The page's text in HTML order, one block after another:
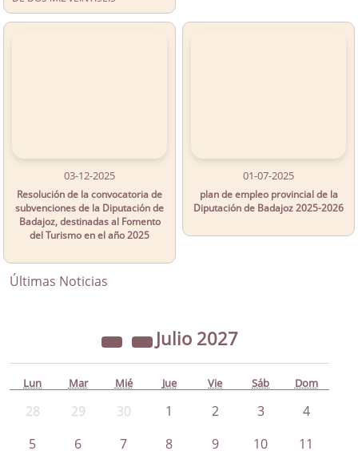
03-12-2025
Resolución de la convocatoria de
subvenciones de la Diputación de
Badajoz, destinadas al Fomento
del Turismo en el año 2025
01-07-2025
plan de empleo provincial de la
Diputación de Badajoz 2025-2026
Últimas Noticias
Julio 2027
Lun Mar Mié Jue Vie Sáb Dom
28 29 30 1 2 3
4
5
6 7 8 9 10 11